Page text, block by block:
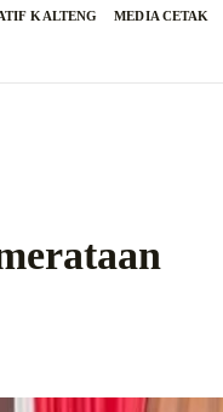
KALTENG MEDIA CETAK